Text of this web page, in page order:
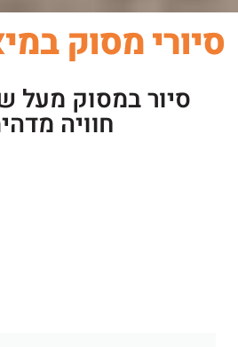
סיורי מסוק
סיור במסוק מעל
חוויה